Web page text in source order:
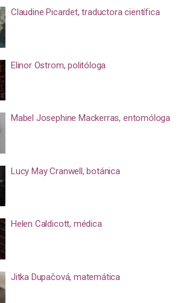
Claudine Picardet, traductora científica
Elinor Ostrom, politóloga
Mabel Josephine Mackerras, entomóloga
Lucy May Cranwell, botánica
Helen Caldicott, médica
Jitka Dupačová, matemática